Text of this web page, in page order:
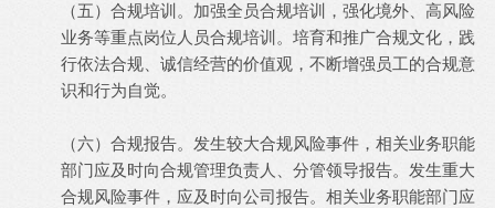
（五）合规培训。加强全员合规培训，强化境外、高风险
业务等重点岗位人员合规培训。培育和推广合规文化，践
行依法合规、诚信经营的价值观，不断增强员工的合规意
识和行为自觉。
（六）合规报告。发生较大合规风险事件，相关业务职能
部门应及时向合规管理负责人、分管领导报告。发生重大
合规风险事件，应及时向公司报告。相关业务职能部门应